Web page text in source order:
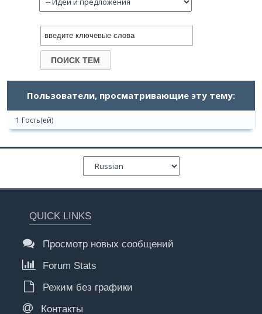
Пользователи, просматривающие эту тему:
1 Гость(ей)
QUICK LINKS
Просмотр новых сообщений
Forum Stats
Режим без графики
Контакты